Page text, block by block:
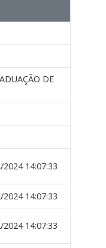
DE
2024 14:07:33
2024 14:07:33
2024 14:07:33